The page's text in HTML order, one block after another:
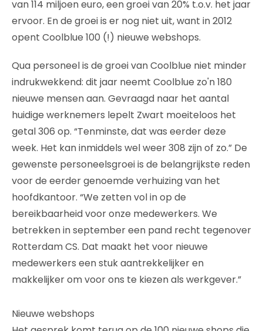
van 114 miljoen euro, een groei van 20% t.o.v. het jaar
ervoor. En de groei is er nog niet uit, want in 2012
opent Coolblue 100 (!) nieuwe webshops.
Qua personeel is de groei van Coolblue niet minder
indrukwekkend: dit jaar neemt Coolblue zo'n 180
nieuwe mensen aan. Gevraagd naar het aantal
huidige werknemers lepelt Zwart moeiteloos het
getal 306 op. “Tenminste, dat was eerder deze
week. Het kan inmiddels wel weer 308 zijn of zo.” De
gewenste personeelsgroei is de belangrijkste reden
voor de eerder genoemde verhuizing van het
hoofdkantoor. “We zetten vol in op de
bereikbaarheid voor onze medewerkers. We
betrekken in september een pand recht tegenover
Rotterdam CS. Dat maakt het voor nieuwe
medewerkers een stuk aantrekkelijker en
makkelijker om voor ons te kiezen als werkgever.”
Nieuwe webshops